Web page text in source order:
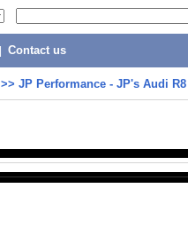
Contact us
>> JP Performance - JP's Audi